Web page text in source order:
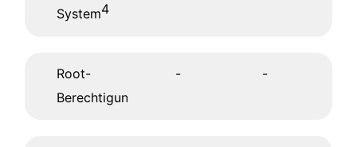
System4
Root-
Berechtigungen
- -